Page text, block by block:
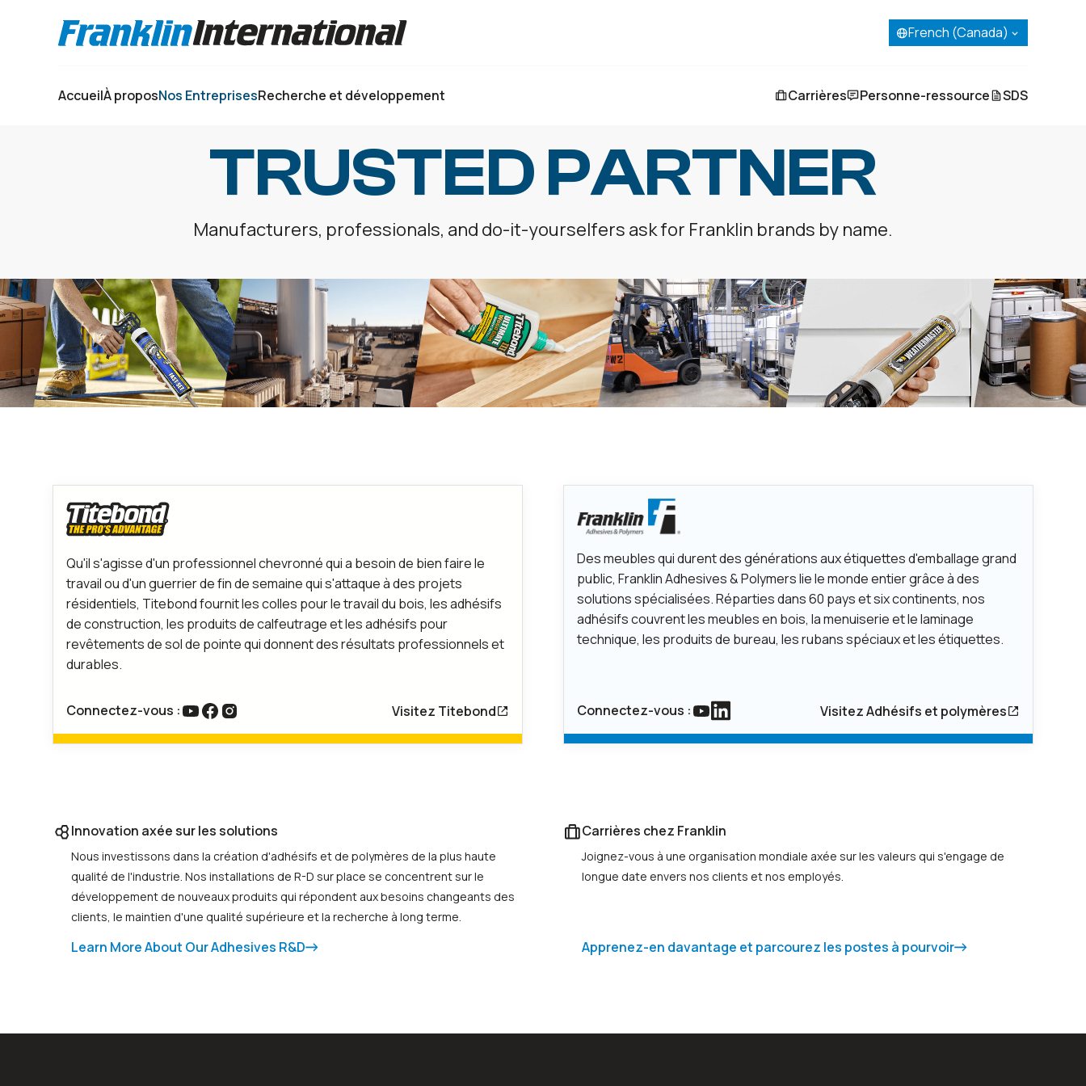
Sélectionnez votre langue : French (Canada)SpanishPortuguese
French (Canada)
AccueilÀ proposNos EntreprisesRecherche et développement Carrières Personne-ressource SDS
TRUSTED PARTNER
Manufacturers, professionals, and do-it-yourselfers ask for Franklin brands by name.
Qu'il s'agisse d'un professionnel chevronné qui a besoin de bien faire le
travail ou d'un guerrier de fin de semaine qui s'attaque à des projets
résidentiels, Titebond fournit les colles pour le travail du bois, les adhésifs
de construction, les produits de calfeutrage et les adhésifs pour
revêtements de sol de pointe qui donnent des résultats professionnels et
durables.
Connectez-vous : lien vers youtube
Lien vers Facebook
Lien vers Instagram Visitez Titebond
Des meubles qui durent des générations aux étiquettes d'emballage grand
public, Franklin Adhesives & Polymers lie le monde entier grâce à des
solutions spécialisées. Réparties dans 60 pays et six continents, nos
adhésifs couvrent les meubles en bois, la menuiserie et le laminage
technique, les produits de bureau, les rubans spéciaux et les étiquettes.
Connectez-vous : Lien vers youtube
Lien vers LinkedinVisitez Adhésifs et polymères
Innovation axée sur les solutions
Nous investissons dans la création d'adhésifs et de polymères de la plus haute
qualité de l'industrie. Nos installations de R-D sur place se concentrent sur le
développement de nouveaux produits qui répondent aux besoins changeants des
clients, le maintien d'une qualité supérieure et la recherche à long terme.
Learn More About Our Adhesives R&D
Carrières chez Franklin
Joignez-vous à une organisation mondiale axée sur les valeurs qui s'engage de
longue date envers nos clients et nos employés.
Apprenez-en davantage et parcourez les postes à pourvoir